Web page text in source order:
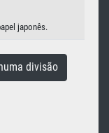
japonês.
divisão